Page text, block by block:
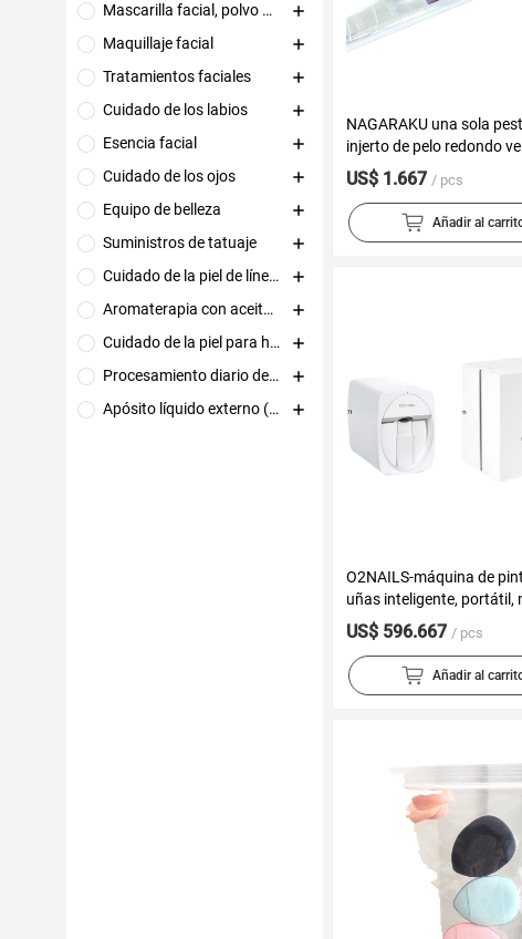
Mascarilla facial, polvo de mascarilla facial
Maquillaje facial
Tratamientos faciales
Cuidado de los labios
Esencia facial
Cuidado de los ojos
Equipo de belleza
Suministros de tatuaje
Cuidado de la piel de línea profesional
Aromaterapia con aceites esenciales
Cuidado de la piel para hombres
Procesamiento diario de belleza
Apósito líquido externo (equipo médico)
NAGARAKU una sola
injerto de pelo redondo
directa de fábrica al por
US$ 1.667 / pcs
Añadir al
O2NAILS-máquina de
uñas inteligente, portátil,
de pintura inteligente, mini
impresora de uñas
autoservicio M1
US$ 596.667 / pcs
Añadir al